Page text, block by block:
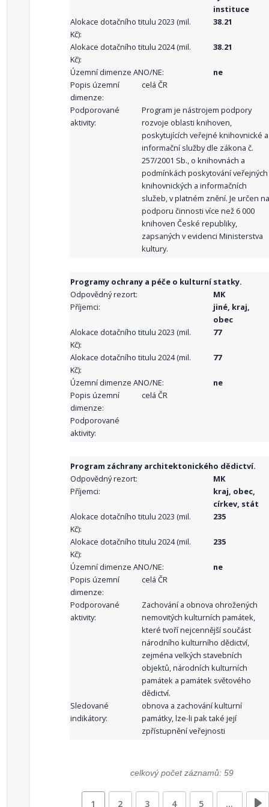
instituce
Alokace dotačního titulu 2023 (mil.
Kč):
38.21
Alokace dotačního titulu 2024 (mil.
Kč):
38.21
Územní dimenze ANO/NE:
ne
Popis územní
dimenze:
celá ČR
Podporované
aktivity:
Program je nástrojem podpory
rozvoje oblasti knihoven,
poskytujících veřejné knihovnické a
informační služby dle zákona č.
257/2001 Sb., o knihovnách a
podmínkách poskytování veřejných
knihovnických a informačních
služeb, v platném znění. Je určen na
podporu činnosti více než 6 000
knihoven České republiky,
zapsaných v evidenci Ministerstva
kultury.
Programy ochrany a péče o kulturní statky.
Odpovědný rezort:
MK
Příjemci:
jiné, kraj,
obec
Alokace dotačního titulu 2023 (mil.
Kč):
77
Alokace dotačního titulu 2024 (mil.
Kč):
77
Územní dimenze ANO/NE:
ne
Popis územní
dimenze:
celá ČR
Podporované
aktivity:
Program záchrany architektonického dědictví.
Odpovědný rezort:
MK
Příjemci:
kraj, obec,
církev, stát
Alokace dotačního titulu 2023 (mil.
Kč):
235
Alokace dotačního titulu 2024 (mil.
Kč):
235
Územní dimenze ANO/NE:
ne
Popis územní
dimenze:
celá ČR
Podporované
aktivity:
Zachování a obnova ohrožených
nemovitých kulturních památek,
které tvoří nejcennější součást
národního kulturního dědictví,
zejména velkých stavebních
objektů, národních kulturních
památek a památek světového
dědictví.
Sledované
indikátory:
obnova a zachování kulturní
památky, lze-li pak také její
zpřístupnění veřejnosti
celkový počet záznamů: 59
1 2 3 4 5 …